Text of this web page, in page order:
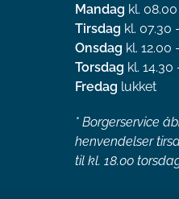
Mandag kl.
Tirsdag kl. 07.30
Onsdag kl. 12.00
Torsdag kl. 14.30
Fredag lukket
* Borgerservice
henvendelser
til kl. 18.00